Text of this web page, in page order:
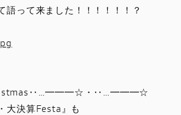
ーター
語って来ました！！！！！！？
・‥…━━━☆
大決算Festa』も